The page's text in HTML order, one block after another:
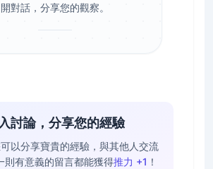
開對話，分享您的觀察。
討論，分享您的經驗
以分享寶貴的經驗，與其他人交流
則有意義的留言都能獲得推力 +1 ！